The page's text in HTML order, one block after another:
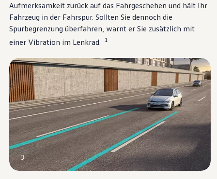
Aufmerksamkeit zurück auf das Fahrgeschehen und hält Ihr
Fahrzeug in der Fahrspur. Sollten Sie dennoch die
Spurbegrenzung überfahren, warnt er Sie zusätzlich mit
einer Vibration im Lenkrad.
1
3